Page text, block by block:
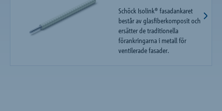
Schöck Isolink® fasadankaret
består av glasfiberkomposit och
ersätter de traditionella
förankringarna i metall för
ventilerade fasader.